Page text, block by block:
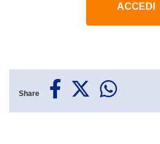
ACCEDI
Share